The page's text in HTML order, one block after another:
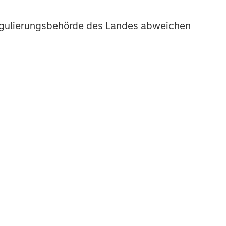
des Landes abweichen